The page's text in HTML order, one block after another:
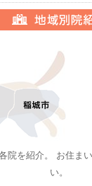
院を紹介。 お住ま
い。